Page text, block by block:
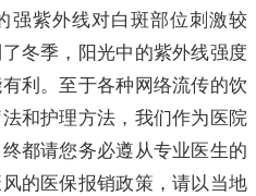
强紫外线对白斑部位刺激较
冬季，阳光中的紫外线强度
利。至于各种网络流传的饮
和护理方法，我们作为医院
都请您务必遵从专业医生的
的医保报销政策，请以当地